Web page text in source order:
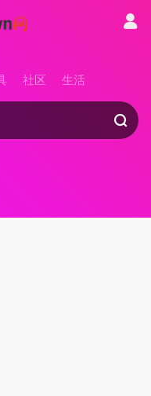
社区 生活